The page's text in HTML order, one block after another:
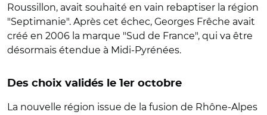
Roussillon, avait souhaité en vain rebaptiser la région
"Septimanie". Après cet échec, Georges Frêche avait
créé en 2006 la marque "Sud de France", qui va être
désormais étendue à Midi-Pyrénées.
Des choix validés le 1er octobre
La nouvelle région issue de la fusion de Rhône-Alpes